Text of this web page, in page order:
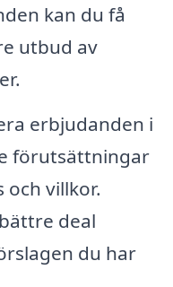
kan du få
utbud av
erbjudanden i
förutsättningar
villkor.
deal
du har